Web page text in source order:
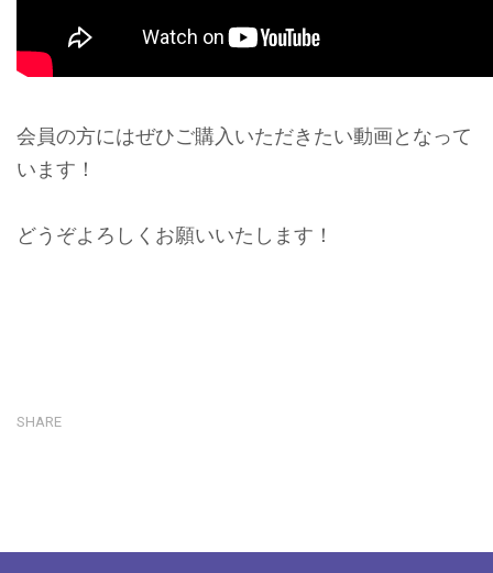
会員の方にはぜひご購入いただきたい動画となって
います！
どうぞよろしくお願いいたします！
SHARE